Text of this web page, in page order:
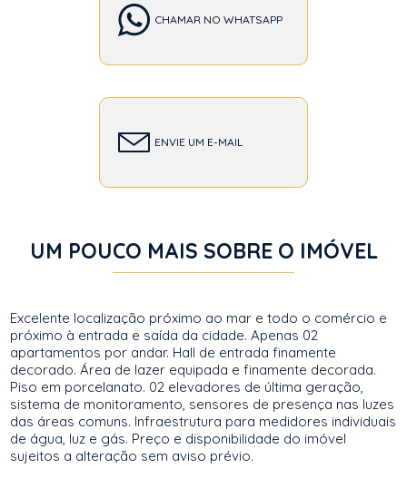
CHAMAR NO WHATSAPP
ENVIE UM E-MAIL
UM POUCO MAIS SOBRE O IMÓVEL
Excelente localização próximo ao mar e todo o comércio e
próximo à entrada e saída da cidade. Apenas 02
apartamentos por andar. Hall de entrada finamente
decorado. Área de lazer equipada e finamente decorada.
Piso em porcelanato. 02 elevadores de última geração,
sistema de monitoramento, sensores de presença nas luzes
das áreas comuns. Infraestrutura para medidores individuais
de água, luz e gás. Preço e disponibilidade do imóvel
sujeitos a alteração sem aviso prévio.